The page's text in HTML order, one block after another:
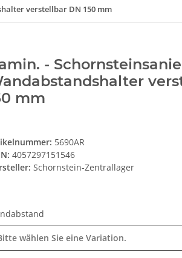
verstellbar DN 150 mm
-
mm
5690AR
4057297151546
Schornstein-Zentrallager
wählen Sie eine Variation.